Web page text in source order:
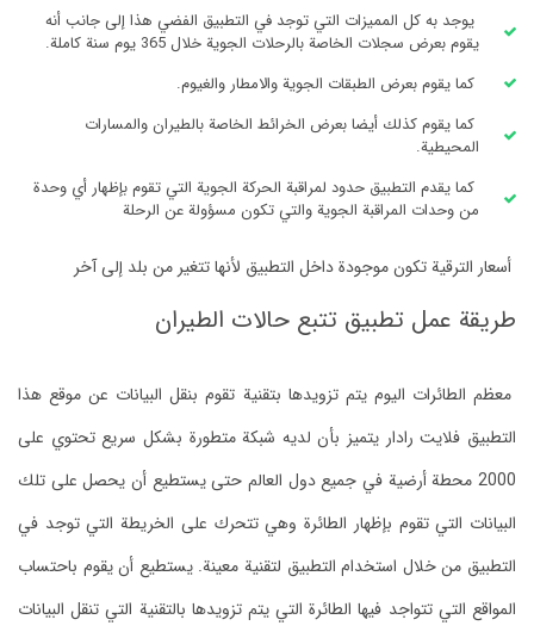
يوجد به كل المميزات التي توجد في التطبيق الفضي هذا إلى جانب أنه
يقوم بعرض سجلات الخاصة بالرحلات الجوية خلال 365 يوم سنة كاملة.
كما يقوم بعرض الطبقات الجوية والامطار والغيوم.
كما يقوم كذلك أيضا بعرض الخرائط الخاصة بالطيران والمسارات
المحيطية.
كما يقدم التطبيق حدود لمراقبة الحركة الجوية التي تقوم بإظهار أي وحدة
من وحدات المراقبة الجوية والتي تكون مسؤولة عن الرحلة
أسعار الترقية تكون موجودة داخل التطبيق لأنها تتغير من بلد إلى آخر
طريقة عمل تطبيق تتبع حالات الطيران
معظم الطائرات اليوم يتم تزويدها بتقنية تقوم بنقل البيانات عن موقع هذا
التطبيق فلايت رادار يتميز بأن لديه شبكة متطورة بشكل سريع تحتوي على
2000 محطة أرضية في جميع دول العالم حتى يستطيع أن يحصل على تلك
البيانات التي تقوم بإظهار الطائرة وهي تتحرك على الخريطة التي توجد في
التطبيق من خلال استخدام التطبيق لتقنية معينة. يستطيع أن يقوم باحتساب
المواقع التي تتواجد فيها الطائرة التي يتم تزويدها بالتقنية التي تنقل البيانات